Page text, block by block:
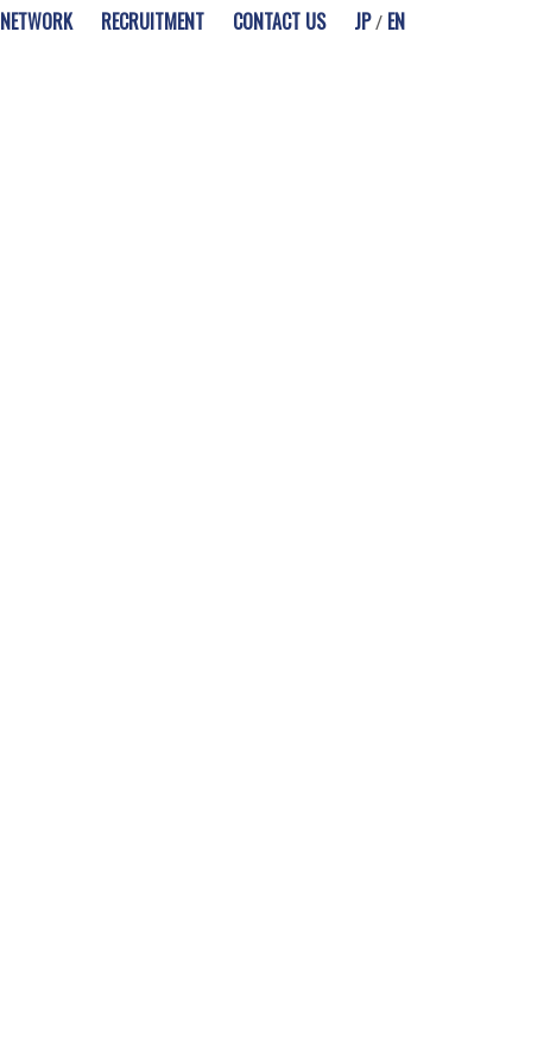
NETWORK RECRUITMENT CONTACT US JP/ EN